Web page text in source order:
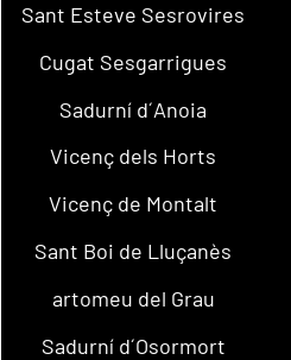
Sant Esteve Sesrovires
Cugat Sesgarrigues
Sadurní d´Anoia
Vicenç dels Horts
Vicenç de Montalt
Sant Boi de Lluçanès
artomeu del Grau
Sadurní d´Osormort